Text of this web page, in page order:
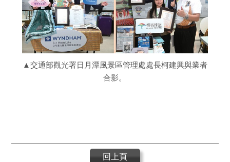
▲交通部觀光署日月潭風景區管理處處長柯建興與業者
合影。
回上頁